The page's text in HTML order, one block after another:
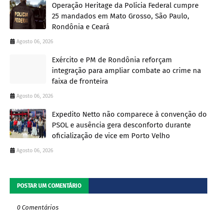
Operação Heritage da Polícia Federal cumpre
25 mandados em Mato Grosso, São Paulo,
Rondônia e Ceará
Agosto 06, 2026
Exército e PM de Rondônia reforçam
integração para ampliar combate ao crime na
faixa de fronteira
Agosto 06, 2026
Expedito Netto não comparece à convenção do
PSOL e ausência gera desconforto durante
oficialização de vice em Porto Velho
Agosto 06, 2026
POSTAR UM COMENTÁRIO
0 Comentários